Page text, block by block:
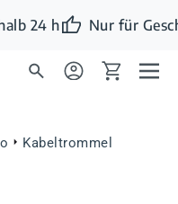
24 h Nur für
Kabeltrommel